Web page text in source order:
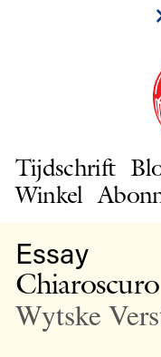
Tijdschrift
Winkel
Essay
Chiaroscuro
Wytske